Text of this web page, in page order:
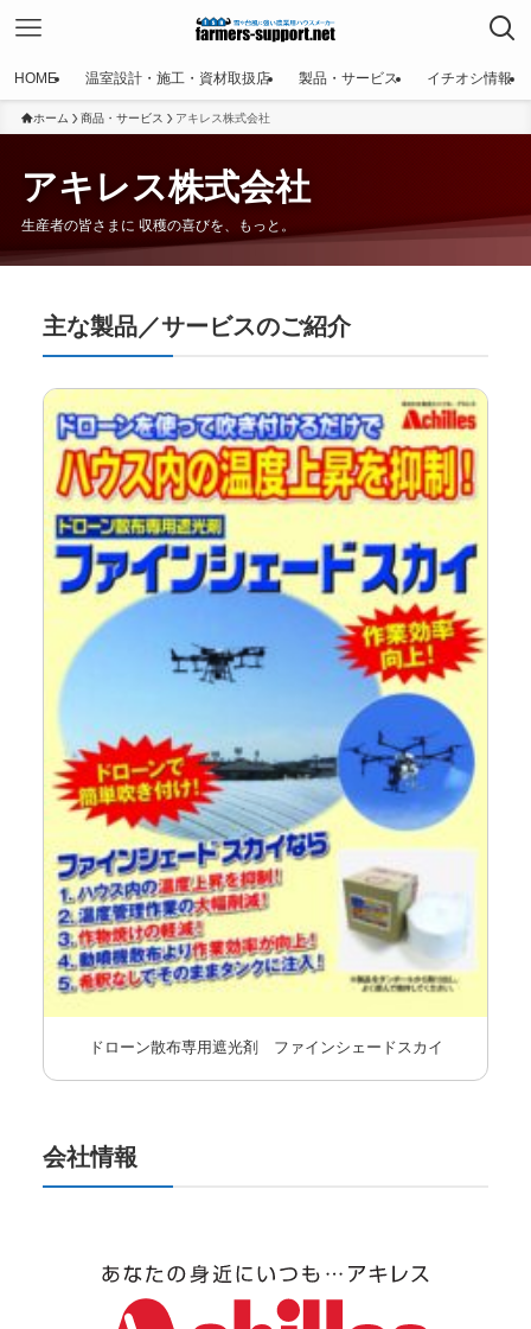
HOME 温室設計・施工・資材取扱店 製品・サービス イチオシ情報
ホーム 商品・サービス アキレス株式会社
アキレス株式会社
生産者の皆さまに 収穫の喜びを、もっと。
主な製品／サービスのご紹介
ドローン散布専用遮光剤 ファインシェードスカイ
会社情報